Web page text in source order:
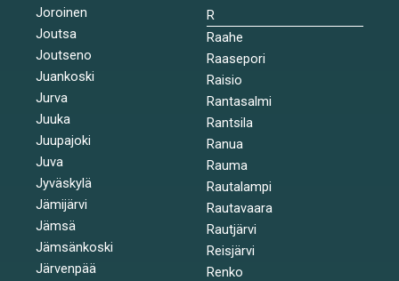
Joroinen
Joutsa
Joutseno
Juankoski
Jurva
Juuka
Juupajoki
Juva
Jyväskylä
Jämijärvi
Jämsä
Jämsänkoski
Järvenpää
R
Raahe
Raasepori
Raisio
Rantasalmi
Rantsila
Ranua
Rauma
Rautalampi
Rautavaara
Rautjärvi
Reisjärvi
Renko